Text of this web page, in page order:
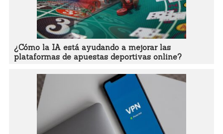
¿Cómo la IA está ayudando a mejorar las
plataformas de apuestas deportivas online?